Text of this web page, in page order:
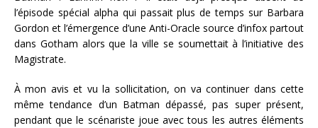
l’épisode spécial alpha qui passait plus de temps sur Barbara
Gordon et l’émergence d’une Anti-Oracle source d’infox partout
dans Gotham alors que la ville se soumettait à l’initiative des
Magistrate.
À mon avis et vu la sollicitation, on va continuer dans cette
même tendance d’un Batman dépassé, pas super présent,
pendant que le scénariste joue avec tous les autres éléments